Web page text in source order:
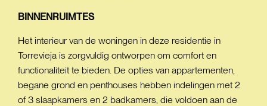
BINNENRUIMTES
Het interieur van de woningen in deze residentie in
Torrevieja is zorgvuldig ontworpen om comfort en
functionaliteit te bieden. De opties van appartementen,
begane grond en penthouses hebben indelingen met 2
of 3 slaapkamers en 2 badkamers, die voldoen aan de